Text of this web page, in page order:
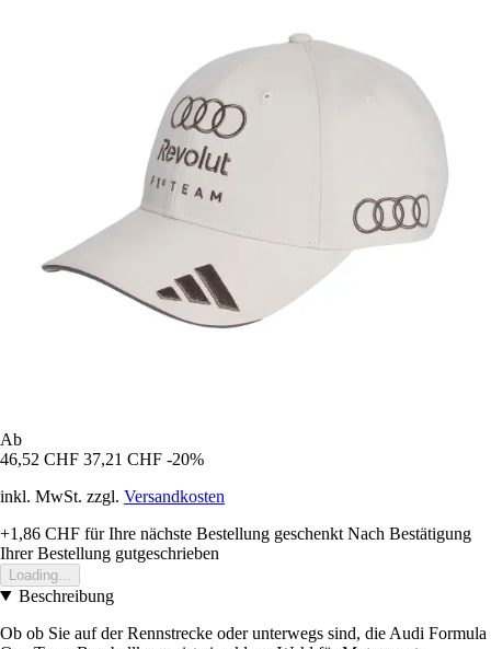
Ab
46,52 CHF 37,21 CHF -20%
inkl. MwSt. zzgl. Versandkosten
+1,86 CHF für Ihre nächste Bestellung geschenkt Nach Bestätigung
Ihrer Bestellung gutgeschrieben
Loading...
Beschreibung
Ob ob Sie auf der Rennstrecke oder unterwegs sind, die Audi Formula